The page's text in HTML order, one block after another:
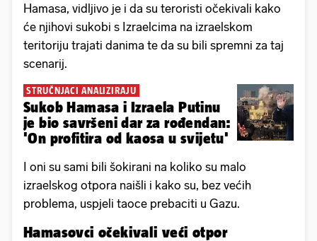
Hamasa, vidljivo je i da su teroristi očekivali kako
će njihovi sukobi s Izraelcima na izraelskom
teritoriju trajati danima te da su bili spremni za taj
scenarij.
STRUČNJACI ANALIZIRAJU
Sukob Hamasa i Izraela Putinu
je bio savršeni dar za rođendan:
'On profitira od kaosa u svijetu'
I oni su sami bili šokirani na koliko su malo
izraelskog otpora naišli i kako su, bez većih
problema, uspjeli taoce prebaciti u Gazu.
Hamasovci očekivali veći otpor